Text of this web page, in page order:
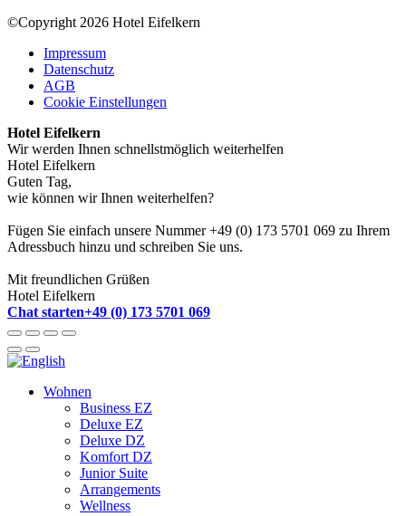
©Copyright 2026 Hotel Eifelkern
Impressum
Datenschutz
AGB
Cookie Einstellungen
Hotel Eifelkern
Wir werden Ihnen schnellstmöglich weiterhelfen
Hotel Eifelkern
Guten Tag,
wie können wir Ihnen weiterhelfen?
Fügen Sie einfach unsere Nummer +49 (0) 173 5701 069 zu Ihrem
Adressbuch hinzu und schreiben Sie uns.
Mit freundlichen Grüßen
Hotel Eifelkern
Chat starten+49 (0) 173 5701 069
Wohnen
Business EZ
Deluxe EZ
Deluxe DZ
Komfort DZ
Junior Suite
Arrangements
Wellness